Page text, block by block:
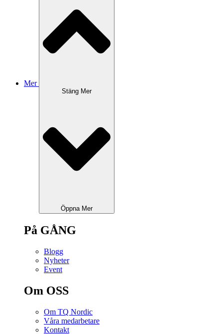
Mer
Stäng Mer
Öppna Mer
På GÅNG
Blogg
Nyheter
Event
Om OSS
Om TQ Nordic
Våra medarbetare
Kontakt